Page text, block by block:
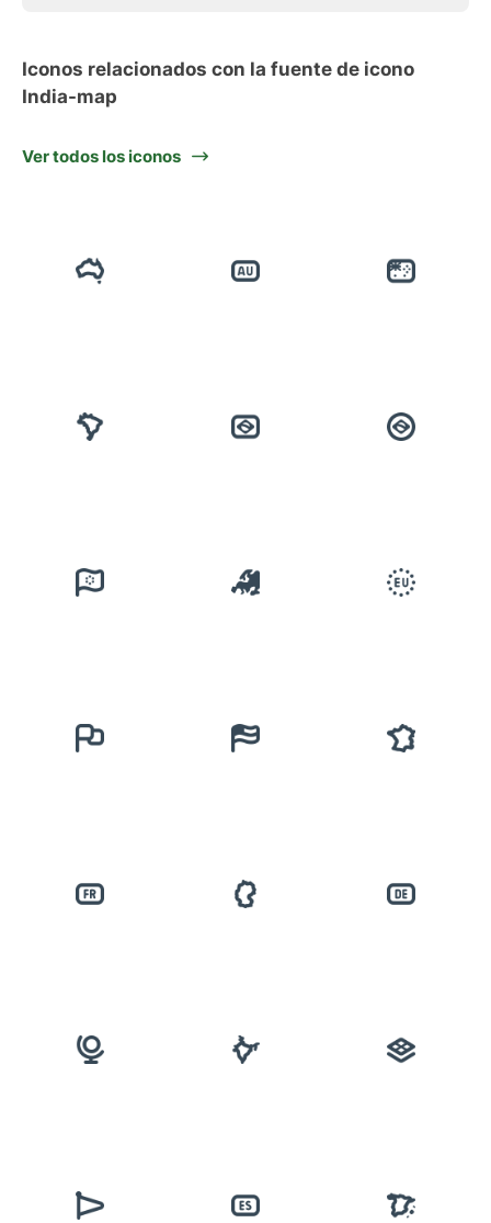
Iconos relacionados con la fuente de icono
India-map
Ver todos los iconos